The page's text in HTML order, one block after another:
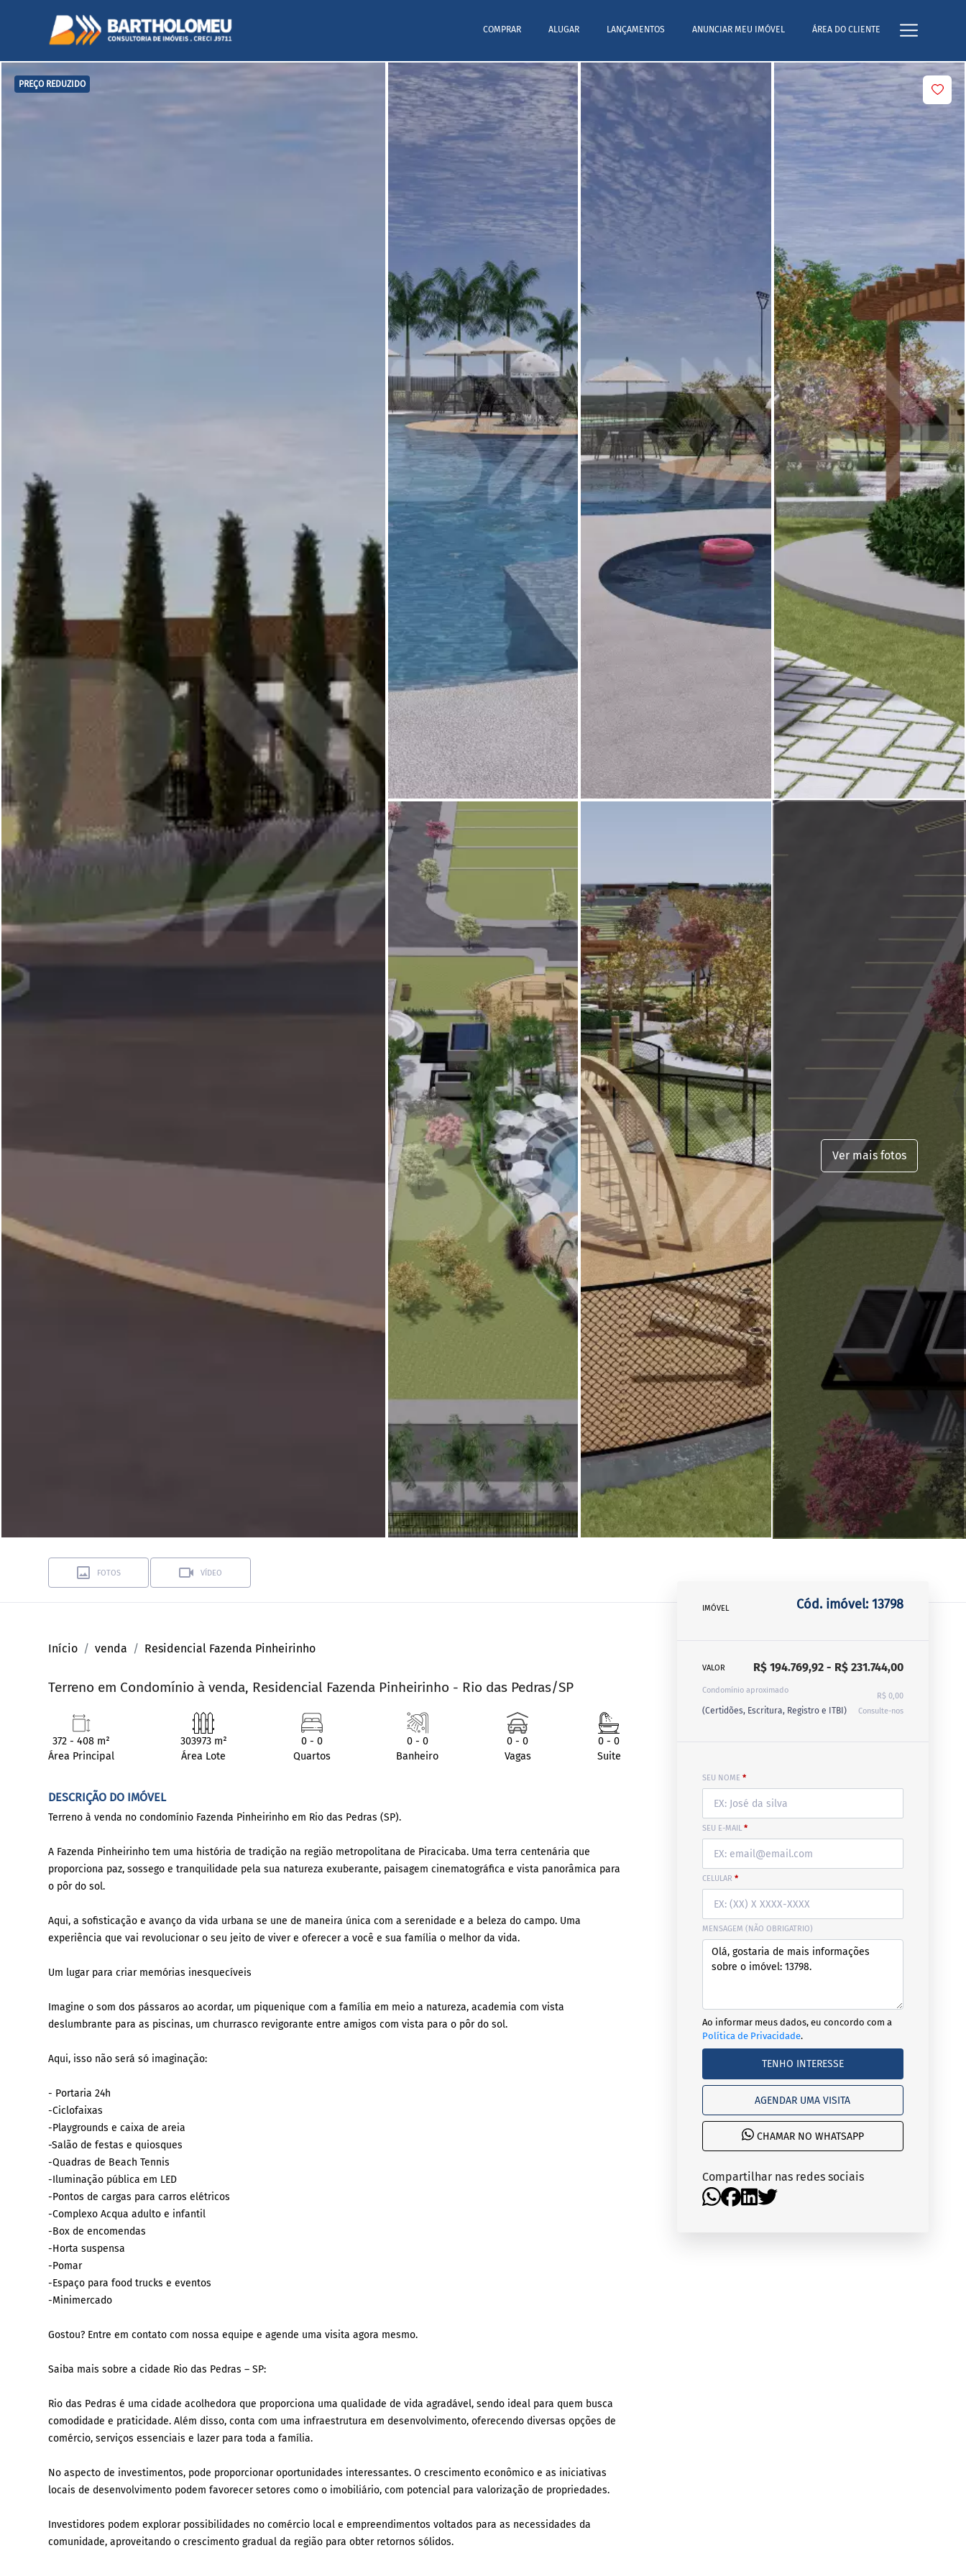
COMPRAR ALUGAR LANÇAMENTOS ANUNCIAR MEU IMÓVEL ÁREA DO CLIENTE
PREÇO REDUZIDO
Ver mais fotos
FOTOS VÍDEO
Início venda Residencial Fazenda Pinheirinho
Terreno em Condomínio à venda, Residencial Fazenda Pinheirinho - Rio das Pedras/SP
372 - 408 m²
Área Principal
303973 m²
Área Lote
0 - 0
Quartos
0 - 0
Banheiro
0 - 0
Vagas
0 - 0
Suite
DESCRIÇÃO DO IMÓVEL
Terreno à venda no condomínio Fazenda Pinheirinho em Rio das Pedras (SP).
A Fazenda Pinheirinho tem uma história de tradição na região metropolitana de Piracicaba. Uma terra centenária que
proporciona paz, sossego e tranquilidade pela sua natureza exuberante, paisagem cinematográfica e vista panorâmica para
o pôr do sol.
Aqui, a sofisticação e avanço da vida urbana se une de maneira única com a serenidade e a beleza do campo. Uma
experiência que vai revolucionar o seu jeito de viver e oferecer a você e sua família o melhor da vida.
Um lugar para criar memórias inesquecíveis
Imagine o som dos pássaros ao acordar, um piquenique com a família em meio a natureza, academia com vista
deslumbrante para as piscinas, um churrasco revigorante entre amigos com vista para o pôr do sol.
Aqui, isso não será só imaginação:
- Portaria 24h
-Ciclofaixas
-Playgrounds e caixa de areia
-Salão de festas e quiosques
-Quadras de Beach Tennis
-Iluminação pública em LED
-Pontos de cargas para carros elétricos
-Complexo Acqua adulto e infantil
-Box de encomendas
-Horta suspensa
-Pomar
-Espaço para food trucks e eventos
-Minimercado
Gostou? Entre em contato com nossa equipe e agende uma visita agora mesmo.
Saiba mais sobre a cidade Rio das Pedras – SP:
Rio das Pedras é uma cidade acolhedora que proporciona uma qualidade de vida agradável, sendo ideal para quem busca
comodidade e praticidade. Além disso, conta com uma infraestrutura em desenvolvimento, oferecendo diversas opções de
comércio, serviços essenciais e lazer para toda a família.
No aspecto de investimentos, pode proporcionar oportunidades interessantes. O crescimento econômico e as iniciativas
locais de desenvolvimento podem favorecer setores como o imobiliário, com potencial para valorização de propriedades.
Investidores podem explorar possibilidades no comércio local e empreendimentos voltados para as necessidades da
comunidade, aproveitando o crescimento gradual da região para obter retornos sólidos.
IMÓVEL Cód. imóvel: 13798
VALOR R$ 194.769,92 - R$ 231.744,00
Condomínio aproximado
R$ 0,00
(Certidões, Escritura, Registro e ITBI) Consulte-nos
SEU NOME *
SEU E-MAIL *
CELULAR *
MENSAGEM (NÃO OBRIGATRIO)
Ao informar meus dados, eu concordo com a
Política de Privacidade.
TENHO INTERESSE
AGENDAR UMA VISITA
CHAMAR NO WHATSAPP
Compartilhar nas redes sociais